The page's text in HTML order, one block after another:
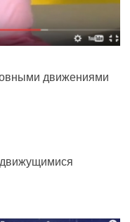
движениями
движущимися